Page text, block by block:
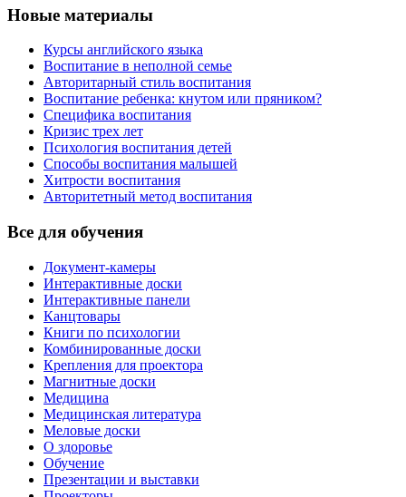
Новые материалы
Курсы английского языка
Воспитание в неполной семье
Авторитарный стиль воспитания
Воспитание ребенка: кнутом или пряником?
Специфика воспитания
Кризис трех лет
Психология воспитания детей
Способы воспитания малышей
Хитрости воспитания
Авторитетный метод воспитания
Все для обучения
Документ-камеры
Интерактивные доски
Интерактивные панели
Канцтовары
Книги по психологии
Комбинированные доски
Крепления для проектора
Магнитные доски
Медицина
Медицинская литература
Меловые доски
О здоровье
Обучение
Презентации и выставки